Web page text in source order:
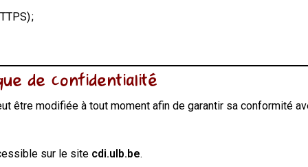
;
de confidentialité
être modifiée à tout moment afin de garantir sa conformité
sur le site cdi.ulb.be.